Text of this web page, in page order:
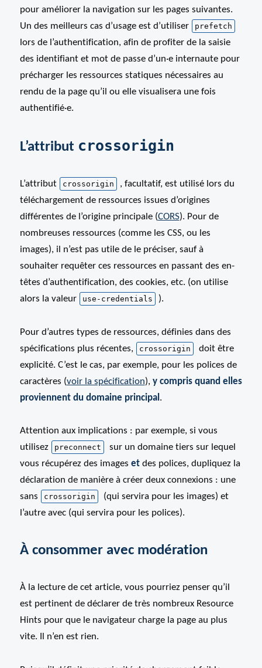
pour améliorer la navigation sur les pages suivantes.
Un des meilleurs cas d’usage est d’utiliser
prefetch
lors de l’authentification, afin de profiter de la saisie
des identifiant et mot de passe d’un·einternaute pour
précharger les ressources statiques nécessaires au
rendu de la page qu’il ou elle visualisera une fois
authentifié·e.
L’attribut crossorigin
L’attribut crossorigin
, facultatif, est utilisé lors du
téléchargement de ressources issues d’origines
différentes de l’origine principale (CORS). Pour de
nombreuses ressources (comme les CSS, ou les
images), il n’est pas utile de le préciser, sauf à
souhaiter requêter ces ressources en passant des en-
têtes d’authentification, des cookies, etc. (on utilise
alors la valeur
use-credentials ).
Pour d’autres types de ressources, définies dans des
spécifications plus récentes,
crossorigin
doit être
explicité. C’est le cas, par exemple, pour les polices de
caractères (voir la spécification), y compris quand elles
proviennent du domaine principal .
Attention aux implications : par exemple, si vous
utilisez
preconnect
sur un domaine tiers sur lequel
vous récupérez des images etdes polices, dupliquez la
déclaration de manière à créer deux connexions : une
sans
crossorigin
(qui servira pour les images) et
l’autre avec (qui servira pour les polices).
À consommer avec modération
À la lecture de cet article, vous pourriez penser qu’il
est pertinent de déclarer de très nombreux Resource
Hints pour que le navigateur charge la page au plus
vite. Il n’en est rien.